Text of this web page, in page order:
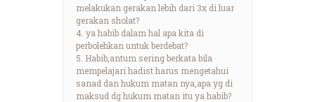
melakukan gerakan lebih dari 3x di luar
gerakan sholat?
4. ya habib dalam hal apa kita di
perbolehkan untuk berdebat?
5. Habib,antum sering berkata bila
mempelajari hadist harus mengetahui
sanad dan hukum matan nya,apa yg di
maksud dg hukum matan itu ya habib?